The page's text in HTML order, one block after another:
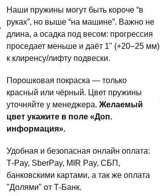
Наши пружины могут быть короче “в
руках”, но выше “на машине”. Важно не
длина, а осадка под весом: прогрессия
проседает меньше и даёт 1" (+20–25 мм)
к клиренсу/лифту подвески.
Порошковая покраска — только
красный или чёрный. Цвет пружины
уточняйте у менеджера.Желаемый
цвет укажите в поле «Доп.
информация».
Удобная и безопасная онлайн оплата:
T‑Pay, SberPay, MIR Pay, СБП,
банковскими картами, а так же оплата
"Долями" от Т-Банк.